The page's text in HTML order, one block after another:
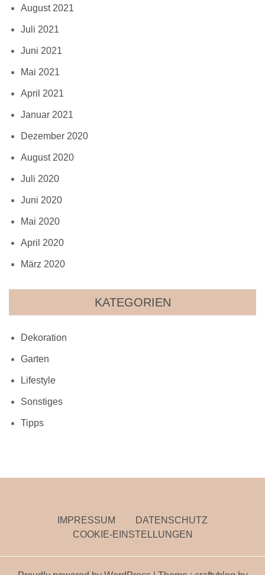
August 2021
Juli 2021
Juni 2021
Mai 2021
April 2021
Januar 2021
Dezember 2020
August 2020
Juli 2020
Juni 2020
Mai 2020
April 2020
März 2020
KATEGORIEN
Dekoration
Garten
Lifestyle
Sonstiges
Tipps
IMPRESSUM
DATENSCHUTZ
COOKIE-EINSTELLUNGEN